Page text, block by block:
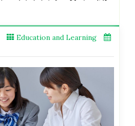
Education and Learning